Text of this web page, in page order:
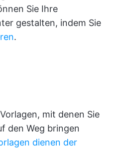
Sie Ihre
gestalten, indem Sie
.
mit denen Sie
den Weg bringen
dienen der